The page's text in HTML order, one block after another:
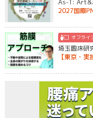
As-T:
2027国際
オフライ
埼玉臨床研
【東京・